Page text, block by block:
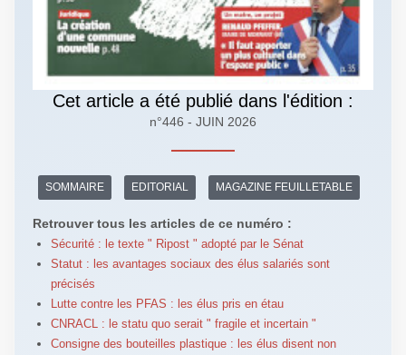
Cet article a été publié dans l'édition :
n°446 - JUIN 2026
SOMMAIRE EDITORIAL MAGAZINE FEUILLETABLE
Retrouver tous les articles de ce numéro :
Sécurité : le texte " Ripost " adopté par le Sénat
Statut : les avantages sociaux des élus salariés sont
précisés
Lutte contre les PFAS : les élus pris en étau
CNRACL : le statu quo serait " fragile et incertain "
Consigne des bouteilles plastique : les élus disent non